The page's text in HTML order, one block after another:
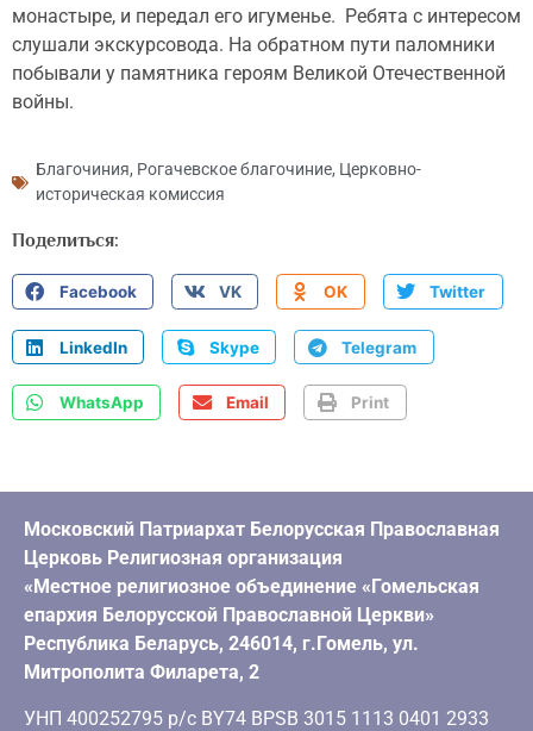
монастыре, и передал его игуменье. Ребята с интересом
слушали экскурсовода. На обратном пути паломники
побывали у памятника героям Великой Отечественной
войны.
Благочиния, Рогачевское благочиние, Церковно-
историческая комиссия
Поделиться:
Facebook VK OK Twitter
LinkedIn Skype Telegram
WhatsApp Email Print
Московский Патриархат Белорусская Православная
Церковь Религиозная организация
«Местное религиозное объединение «Гомельская
епархия Белорусской Православной Церкви»
Республика Беларусь, 246014, г.Гомель, ул.
Митрополита Филарета, 2
УНП 400252795 р/с BY74 BPSB 3015 1113 0401 2933